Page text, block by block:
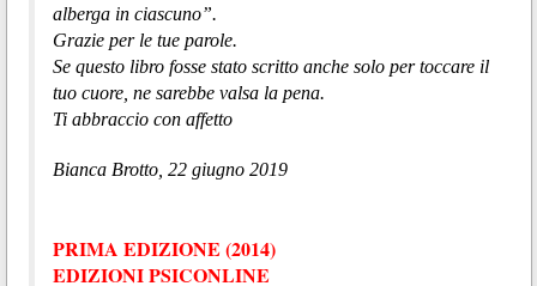
alberga in ciascuno”.
Grazie per le tue parole.
Se questo libro fosse stato scritto anche solo per toccare il
tuo cuore, ne sarebbe valsa la pena.
Ti abbraccio con affetto
Bianca Brotto, 22 giugno 2019
PRIMA EDIZIONE (2014)
EDIZIONI PSICONLINE